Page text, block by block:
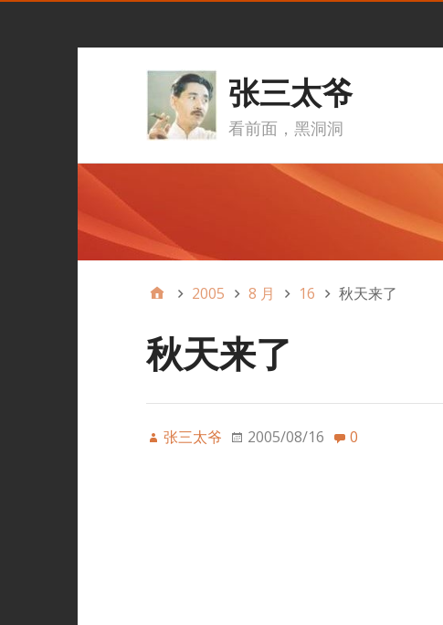
张三太爷
看前面，黑洞洞
2005 8 月 16 秋天来了
秋天来了
张三太爷 2005/08/16 0